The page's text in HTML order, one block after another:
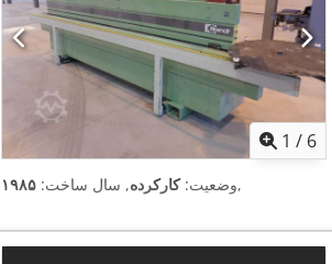
1 / 6
وضعیت:کارکرده, سال ساخت: ۱۹۸۵ ,